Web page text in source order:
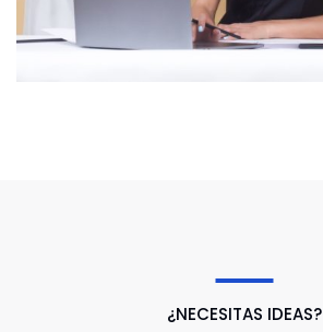
¿NECESITAS IDEAS?